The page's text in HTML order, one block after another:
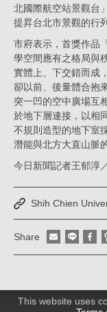
This website uses
北國際航空站景觀台
提昇台北市景觀的行
市府表示，首獎作品
學空間應有之格局與
實體上、下交錯而成
卻以前、後量體合抱
突一凹的空中廣場互
於地下層連接，以相
不規則造型的地下室
潛能與北方大直山脈
今日新聞記者王郁淳
Shih Chien
Share